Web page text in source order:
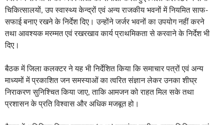
चिकित्सालयों, उप स्वास्थ्य केन्द्रों एवं अन्य राजकीय भवनों में नियमित साफ-
सफाई बनाए रखने के निर्देश दिए। उन्होंने जर्जर भवनों का उपयोग नहीं करने
तथा आवश्यक मरम्मत एवं रखरखाव कार्य प्राथमिकता से करवाने के निर्देश भी
दिए।
बैठक में जिला कलक्टर ने यह भी निर्देशित किया कि समाचार पत्रों एवं अन्य
माध्यमों में प्रकाशित जन समस्याओं का त्वरित संज्ञान लेकर उनका शीघ्र
निराकरण सुनिश्चित किया जाए, ताकि आमजन को राहत मिल सके तथा
प्रशासन के प्रति विश्वास और अधिक मजबूत हो।